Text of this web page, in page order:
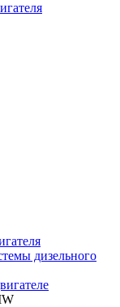
дизельного